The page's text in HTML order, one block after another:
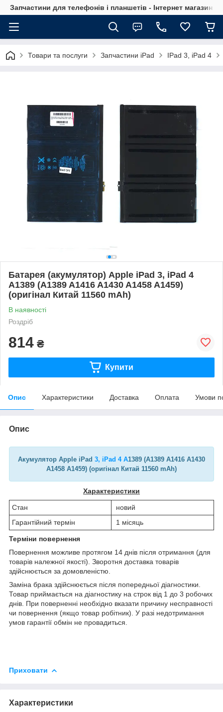
Запчастини для телефонів і планшетів - Інтернет магазин
Товари та послуги Запчастини iPad IPad 3, iPad 4
Батарея (акумулятор) Apple iPad 3, iPad 4
A1389 (A1389 A1416 A1430 A1458 A1459)
(оригінал Китай 11560 mAh)
В наявності
Роздріб
814 ₴
Купити
Опис Характеристики Доставка Оплата Умови
Опис
Акумулятор Apple iPad 3, iPad 4 A1389 (A1389 A1416 A1430
A1458 A1459) (оригінал Китай 11560 mAh)
Характеристики
Стан
новий
Гарантійний термін
1 місяць
Терміни повернення
Повернення можливе протягом 14 днів після отримання (для
товарів належної якості). Зворотня доставка товарів
здійснюється за домовленістю.
Заміна брака здійснюється після попередньої діагностики.
Товар приймається на діагностику на строк від 1 до 3 робочих
днів. При поверненні необхідно вказати причину несправності
чи повернення (якщо товар робітник). У разі недотримання
умов гарантії обмін не провадиться.
Приховати
Характеристики